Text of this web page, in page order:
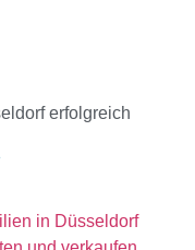
erfolgreich